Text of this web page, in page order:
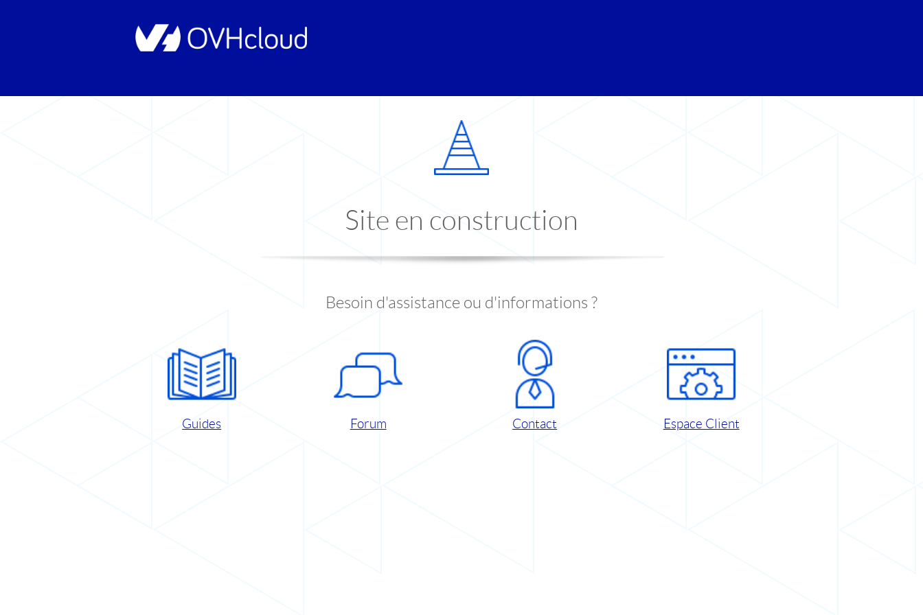
Site en construction
Besoin d'assistance ou d'informations ?
Guides Forum Contact Espace Client